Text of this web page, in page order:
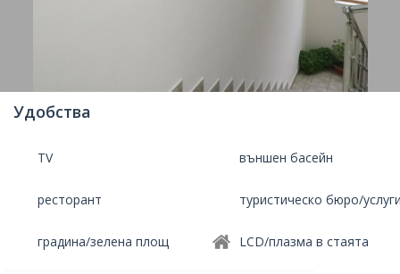
Удобства
TV външен басейн
ресторант туристическо бюро/
градина/зелена площ LCD/плазма в стаята